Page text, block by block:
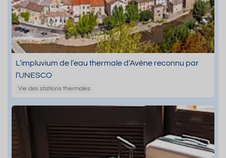
L’impluvium de l’eau thermale d’Avène reconnu par
l’UNESCO
Vie des stations thermales